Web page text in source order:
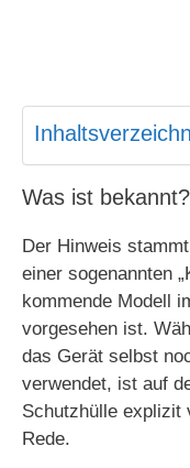
Was ist bekannt?
Der Hinweis
einer sogenannten
kommende Modell
vorgesehen ist.
das Gerät selbst
verwendet, ist auf
Schutzhülle explizit
Rede.